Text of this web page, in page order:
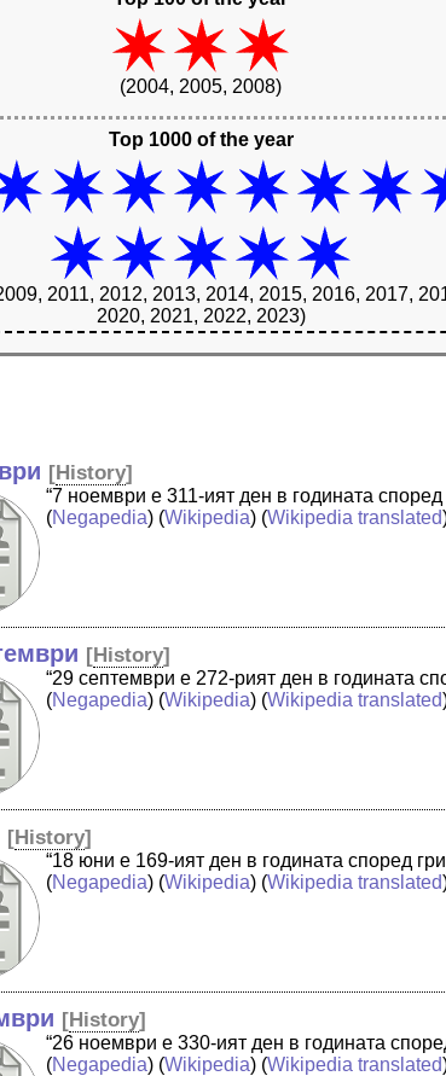
(2004, 2005, 2008)
Top 1000 of the year
2011, 2012, 2013, 2014, 2015, 2016, 2017,
2020, 2021, 2022, 2023)
[History]
“7 ноември е 311-ият ден в годината
(Negapedia) (Wikipedia) (Wikipedia translated
[History]
“29 септември е 272-рият ден в годината
(Negapedia) (Wikipedia) (Wikipedia translated
[History]
“18 юни е 169-ият ден в годината според
(Negapedia) (Wikipedia) (Wikipedia translated
[History]
“26 ноември е 330-ият ден в годината
(Negapedia) (Wikipedia) (Wikipedia translated